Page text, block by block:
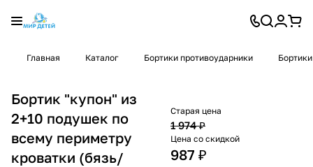
Главная Каталог Бортики противоударники
Бортик "купон" из
2+10 подушек по
всему периметру
кроватки (бязь/
Старая цена
1 974 ₽
Цена со скидкой
987 ₽